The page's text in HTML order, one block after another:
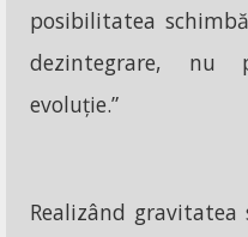
posibilitatea
dezintegrare, nu
evoluție.”
Realizând gravitatea